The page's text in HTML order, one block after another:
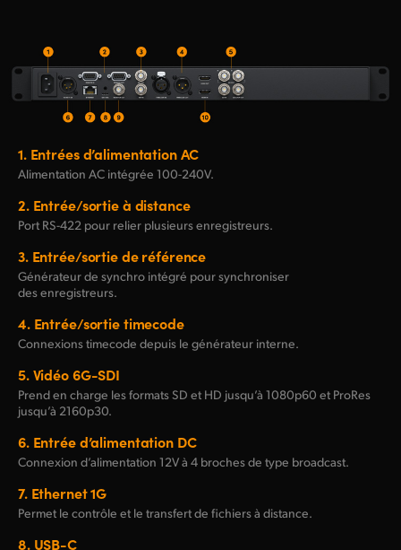
1.Entrées d’alimentation AC
Alimentation AC intégrée 100-240V.
2.Entrée/sortie à distance
Port RS-422 pour relier plusieurs enregistreurs.
3.Entrée/sortie de référence
Générateur de synchro intégré pour synchroniser
des enregistreurs.
4.Entrée/sortie timecode
Connexions timecode depuis le générateur interne.
5.Vidéo 6G-SDI
Prend en charge les formats SD et HD jusqu’à 1080p60 et ProRes
jusqu’à 2160p30.
6.Entrée d’alimentation DC
Connexion d’alimentation 12V à 4 broches de type broadcast.
7.Ethernet 1G
Permet le contrôle et le transfert de fichiers à distance.
8.USB-C